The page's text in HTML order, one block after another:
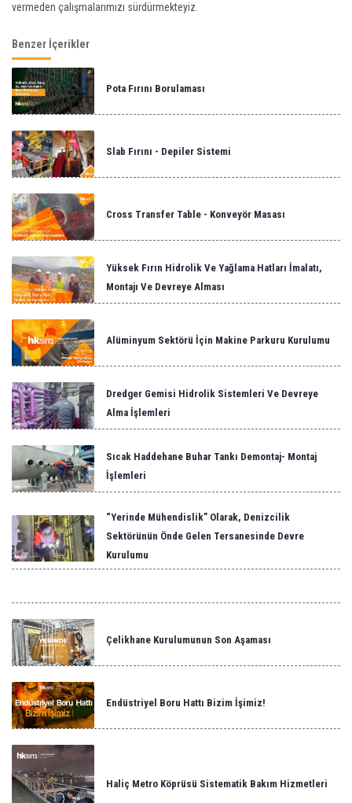
vermeden çalışmalarımızı sürdürmekteyiz.
Benzer İçerikler
Pota Fırını Borulaması
Slab Fırını - Depiler Sistemi
Cross Transfer Table - Konveyör Masası
Yüksek Fırın Hidrolik Ve Yağlama Hatları İmalatı,
Montajı Ve Devreye Alması
Alüminyum Sektörü İçin Makine Parkuru Kurulumu
Dredger Gemisi Hidrolik Sistemleri Ve Devreye
Alma İşlemleri
Sıcak Haddehane Buhar Tankı Demontaj- Montaj
İşlemleri
“Yerinde Mühendislik” Olarak, Denizcilik
Sektörünün Önde Gelen Tersanesinde Devre
Kurulumu
Çelikhane Kurulumunun Son Aşaması
Endüstriyel Boru Hattı Bizim İşimiz!
Haliç Metro Köprüsü Sistematik Bakım Hizmetleri